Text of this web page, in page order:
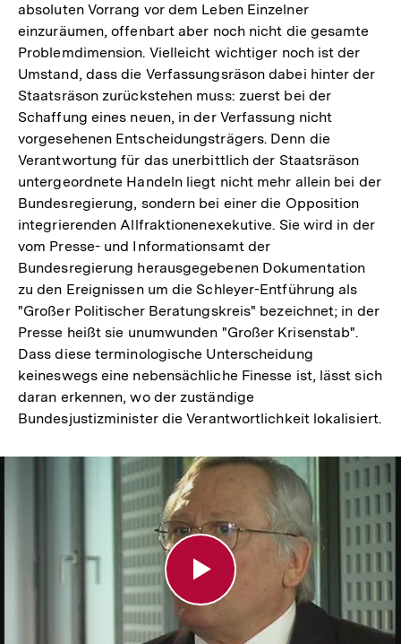
absoluten Vorrang vor dem Leben Einzelner
einzuräumen, offenbart aber noch nicht die gesamte
Problemdimension. Vielleicht wichtiger noch ist der
Umstand, dass die Verfassungsräson dabei hinter der
Staatsräson zurückstehen muss: zuerst bei der
Schaffung eines neuen, in der Verfassung nicht
vorgesehenen Entscheidungsträgers. Denn die
Verantwortung für das unerbittlich der Staatsräson
untergeordnete Handeln liegt nicht mehr allein bei der
Bundesregierung, sondern bei einer die Opposition
integrierenden Allfraktionenexekutive. Sie wird in der
vom Presse- und Informationsamt der
Bundesregierung herausgegebenen Dokumentation
zu den Ereignissen um die Schleyer-Entführung als
"Großer Politischer Beratungskreis" bezeichnet; in der
Presse heißt sie unumwunden "Großer Krisenstab".
Dass diese terminologische Unterscheidung
keineswegs eine nebensächliche Finesse ist, lässt sich
daran erkennen, wo der zuständige
Bundesjustizminister die Verantwortlichkeit lokalisiert.
Verschärfung
Straf-